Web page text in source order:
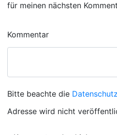
für meinen nächsten
Kommentar
Bitte beachte die
Adresse wird nicht